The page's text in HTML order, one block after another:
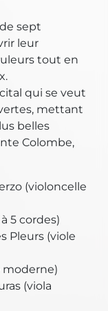
sept
leur
tout en
qui se veut
mettant
belles
Colombe,
(violoncelle
5 cordes)
Pleurs (viole
moderne)
(viola